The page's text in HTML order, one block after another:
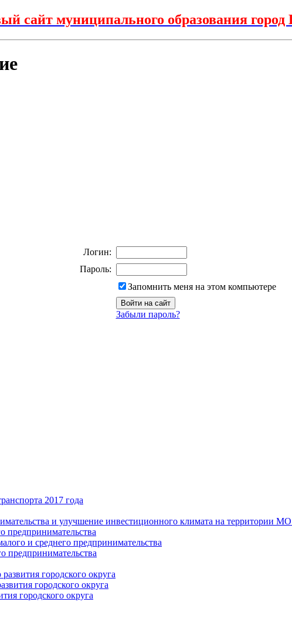
сайт муниципального образования
Логин:
Пароль:
Запомнить меня на этом компьютере
Забыли пароль?
2017 года
и улучшение инвестиционного климата на территории
предпринимательства
и среднего предпринимательства
предпринимательства
городского округа
городского округа
городского округа